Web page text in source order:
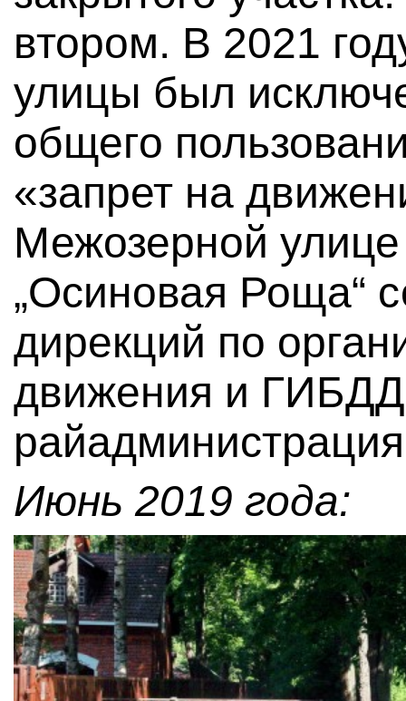
втором. В 2021
улицы был
общего
«запрет на
Межозерной
„Осиновая Роща“
дирекций по
движения и
Июнь 2019 года: